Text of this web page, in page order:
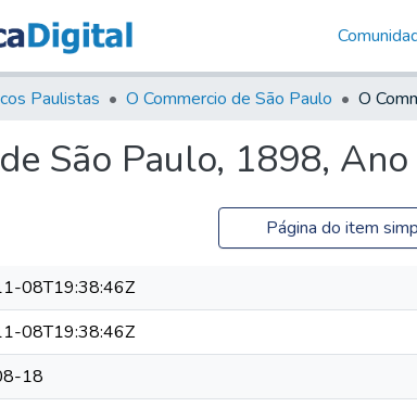
Paulistas O Commercio de São Paulo
São Paulo, 1898,
Página do item
08T19:38:46Z
08T19:38:46Z
18